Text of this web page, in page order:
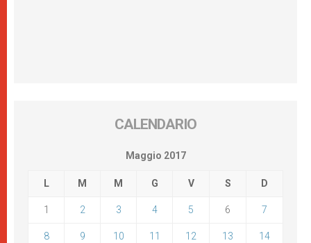
CALENDARIO
Maggio 2017
L M M G V S D
1 2 3 4 5 6 7
8 9 10 11 12 13 14